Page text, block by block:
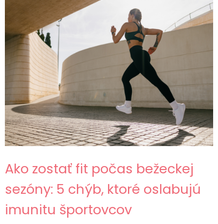
Ako zostať fit počas bežeckej
sezóny: 5 chýb, ktoré oslabujú
imunitu športovcov